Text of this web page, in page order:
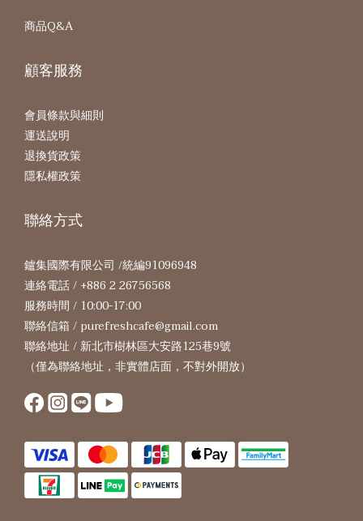
商品Q&A
顧客服務
會員條款與細則
運送說明
退換貨政策
隱私權政策
聯絡方式
鑪集國際有限公司 /統編91096948
連絡電話 / +886 2 26756568
服務時間 / 10:00-17:00
聯絡信箱 / purefreshcafe@gmail.com
聯絡地址 / 新北市樹林區大安路125巷9號
（僅為聯絡地址，非實體店面，不對外開放）